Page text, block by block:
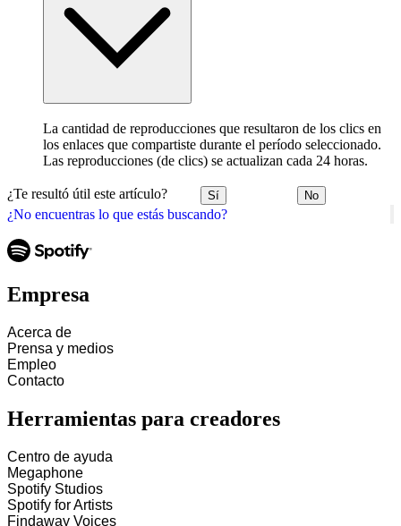
¿No encuentras lo que estás buscando?
La cantidad de reproducciones que resultaron de los clics en
los enlaces que compartiste durante el período seleccionado.
Las reproducciones (de clics) se actualizan cada 24 horas.
¿Te resultó útil este artículo? Sí No
Empresa
Acerca de
Prensa y medios
Empleo
Contacto
Herramientas para creadores
Centro de ayuda
Megaphone
Spotify Studios
Spotify for Artists
Findaway Voices